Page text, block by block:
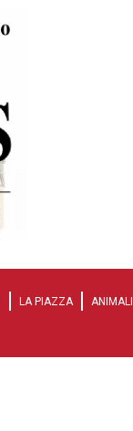
LA PIAZZA ANIMALI